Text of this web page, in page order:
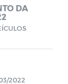
- Lei
DA
2022